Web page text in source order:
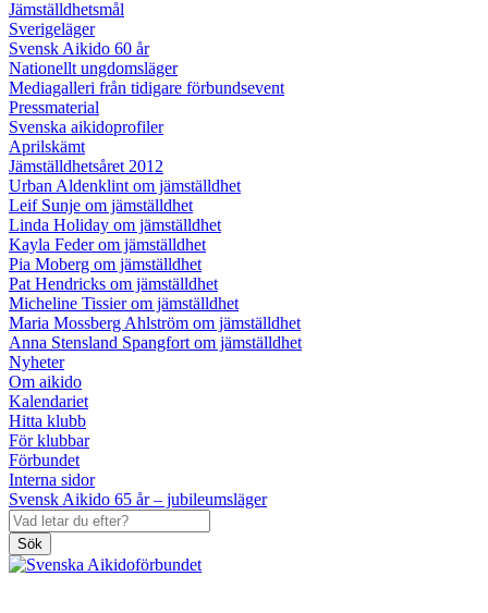
Jämställdhetsmål
Sverigeläger
Svensk Aikido 60 år
Nationellt ungdomsläger
Mediagalleri från tidigare förbundsevent
Pressmaterial
Svenska aikidoprofiler
Aprilskämt
Jämställdhetsåret 2012
Urban Aldenklint om jämställdhet
Leif Sunje om jämställdhet
Linda Holiday om jämställdhet
Kayla Feder om jämställdhet
Pia Moberg om jämställdhet
Pat Hendricks om jämställdhet
Micheline Tissier om jämställdhet
Maria Mossberg Ahlström om jämställdhet
Anna Stensland Spangfort om jämställdhet
Nyheter
Om aikido
Kalendariet
Hitta klubb
För klubbar
Förbundet
Interna sidor
Svensk Aikido 65 år – jubileumsläger
Sök